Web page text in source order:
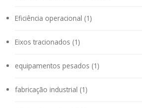
Eficiência operacional (1)
Eixos tracionados (1)
equipamentos pesados (1)
fabricação industrial (1)